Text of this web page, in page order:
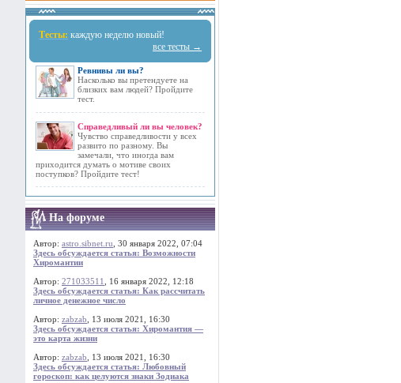
Тесты: каждую неделю новый!
все тесты →
Ревнивы ли вы?
Насколько вы претендуете на
близких вам людей? Пройдите
тест.
Справедливый ли вы человек?
Чувство справедливости у всех
развито по разному. Вы
замечали, что иногда вам
приходится думать о мотиве своих
поступков? Пройдите тест!
На форуме
Автор: astro.sibnet.ru , 30 января 2022, 07:04
Здесь обсуждается статья: Возможности
Хиромантии
Автор: 271033511
, 16 января 2022, 12:18
Здесь обсуждается статья: Как рассчитать
личное денежное число
Автор: zabzab , 13 июля 2021, 16:30
Здесь обсуждается статья: Хиромантия —
это карта жизни
Автор: zabzab , 13 июля 2021, 16:30
Здесь обсуждается статья: Любовный
гороскоп: как целуются знаки Зодиака